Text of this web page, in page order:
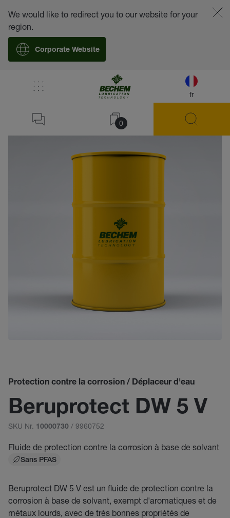
fr
0
We would like to redirect you to our website for your
region.
Corporate Website
Protection contre la corrosion / Déplaceur d'eau
Beruprotect DW 5 V
SKU Nr. 10000730 / 9960752
Fluide de protection contre la corrosion à base de solvant
Sans PFAS
Beruprotect DW 5 V est un fluide de protection contre la
corrosion à base de solvant, exempt d'aromatiques et de
métaux lourds, avec de très bonnes propriétés de